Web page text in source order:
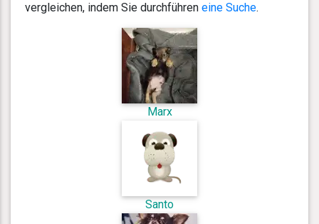
vergleichen, indem Sie durchführen eine Suche.
Marx
Santo